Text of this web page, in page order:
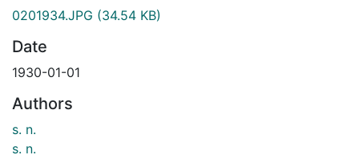
0201934.JPG (34.54 KB)
Date
1930-01-01
Authors
s. n.
s. n.